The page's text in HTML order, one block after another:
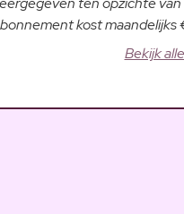
kost
Bekijk